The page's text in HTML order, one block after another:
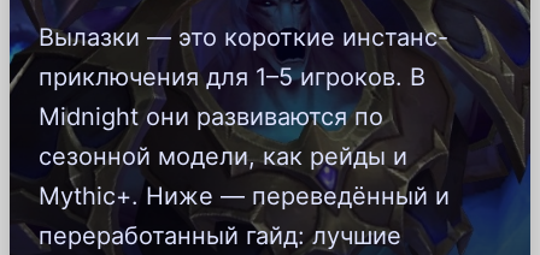
Вылазки — это короткие инстанс-
приключения для 1–5 игроков. В
Midnight они развиваются по
сезонной модели, как рейды и
Mythic+. Ниже — переведённый и
переработанный гайд: лучшие